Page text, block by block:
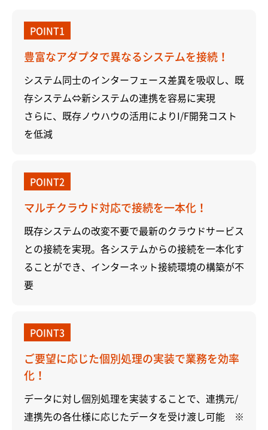
POINT1
豊富なアダプタで異なるシステムを接続！
システム同士のインターフェース差異を吸収し、既
存システム⇔新システムの連携を容易に実現
さらに、既存ノウハウの活用によりI/F開発コスト
を低減
POINT2
マルチクラウド対応で接続を一本化！
既存システムの改変不要で最新のクラウドサービス
との接続を実現。各システムからの接続を一本化す
ることができ、インターネット接続環境の構築が不
要
POINT3
ご要望に応じた個別処理の実装で業務を効率
化！
データに対し個別処理を実装することで、連携元/
連携先の各仕様に応じたデータを受け渡し可能 ※